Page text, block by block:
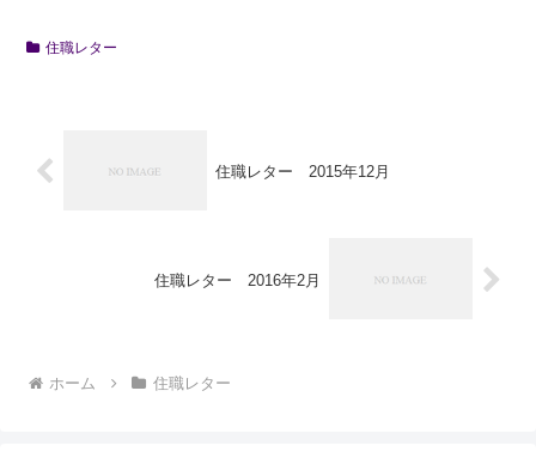
住職レター
住職レター 2015年12月
住職レター 2016年2月
ホーム 住職レター